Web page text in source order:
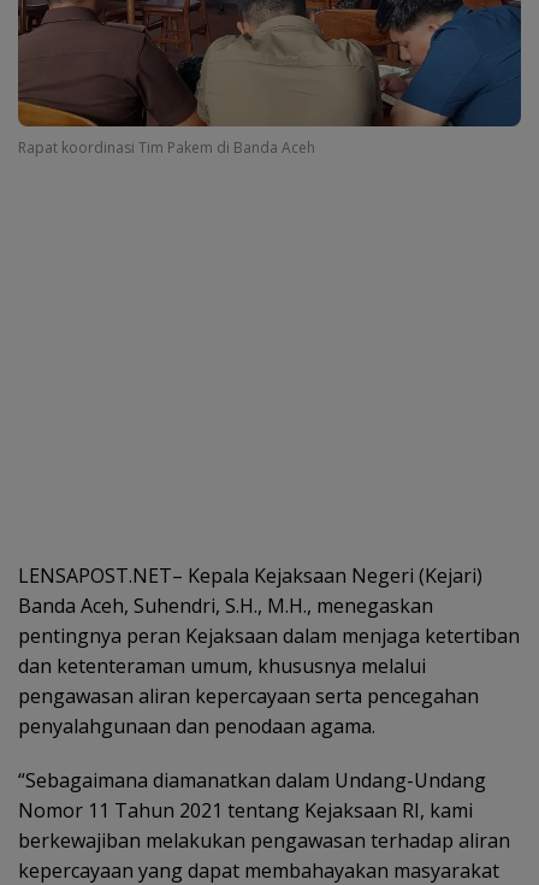
Rapat koordinasi Tim Pakem di Banda Aceh
LENSAPOST.NET– Kepala Kejaksaan Negeri (Kejari)
Banda Aceh, Suhendri, S.H., M.H., menegaskan
pentingnya peran Kejaksaan dalam menjaga ketertiban
dan ketenteraman umum, khususnya melalui
pengawasan aliran kepercayaan serta pencegahan
penyalahgunaan dan penodaan agama.
“Sebagaimana diamanatkan dalam Undang-Undang
Nomor 11 Tahun 2021 tentang Kejaksaan RI, kami
berkewajiban melakukan pengawasan terhadap aliran
kepercayaan yang dapat membahayakan masyarakat